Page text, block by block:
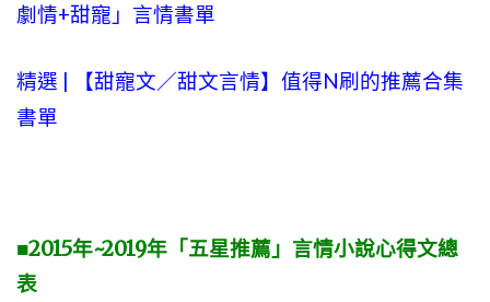
劇情+甜寵」言情書單
精選 | 【甜寵文／甜文言情】值得N刷的推薦合集
書單
■2015年~2019年「五星推薦」言情小說心得文總
表